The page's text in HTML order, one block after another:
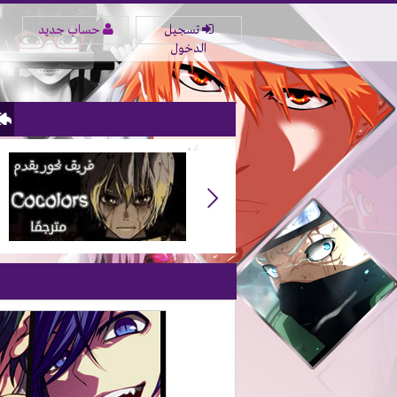
تسجيل
الدخول
حساب جديد